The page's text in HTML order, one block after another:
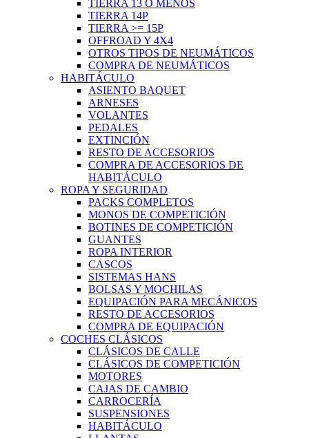
TIERRA 13 O MENOS
TIERRA 14P
TIERRA >= 15P
OFFROAD Y 4X4
OTROS TIPOS DE NEUMÁTICOS
COMPRA DE NEUMÁTICOS
HABITÁCULO
ASIENTO BAQUET
ARNESES
VOLANTES
PEDALES
EXTINCIÓN
RESTO DE ACCESORIOS
COMPRA DE ACCESORIOS DE
HABITÁCULO
ROPA Y SEGURIDAD
PACKS COMPLETOS
MONOS DE COMPETICIÓN
BOTINES DE COMPETICIÓN
GUANTES
ROPA INTERIOR
CASCOS
SISTEMAS HANS
BOLSAS Y MOCHILAS
EQUIPACIÓN PARA MECÁNICOS
RESTO DE ACCESORIOS
COMPRA DE EQUIPACIÓN
COCHES CLÁSICOS
CLÁSICOS DE CALLE
CLÁSICOS DE COMPETICIÓN
MOTORES
CAJAS DE CAMBIO
CARROCERÍA
SUSPENSIONES
HABITÁCULO